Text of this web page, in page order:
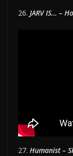
26. JARV IS… –
27. Humanist –